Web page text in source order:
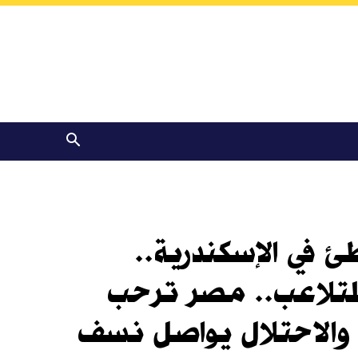
مصرع 6 طلاب غرقًا وإصابة 24 بشاطئ في الإسكندرية..
مصر ترحب
لتسوية الأزمة الليبية.. 58 شهيدًا والاحتلال يواصل نسف